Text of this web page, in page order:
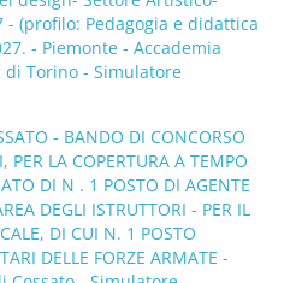
- (profilo: Pedagogia e didattica
- Piemonte - Accademia
Torino - Simulatore
- BANDO DI CONCORSO
PER LA COPERTURA A TEMPO
DI N . 1 POSTO DI AGENTE
DEGLI ISTRUTTORI - PER IL
DI CUI N. 1 POSTO
DELLE FORZE ARMATE -